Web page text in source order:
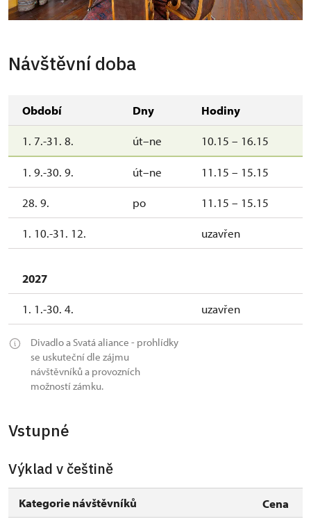
Návštěvní doba
Období Dny Hodiny
1. 7.-31. 8. út–ne 10.15 – 16.15
1. 9.-30. 9. út–ne 11.15 – 15.15
28. 9. po 11.15 – 15.15
1. 10.-31. 12. uzavřen
2027
1. 1.-30. 4. uzavřen
Divadlo a Svatá aliance - prohlídky
se uskuteční dle zájmu
návštěvníků a provozních
možností zámku.
Vstupné
Výklad v češtině
Kategorie návštěvníků Cena